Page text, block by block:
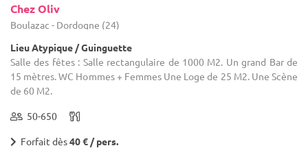
Chez Oliv
Boulazac - Dordogne (24)
Lieu Atypique / Guinguette
Salle des fêtes : Salle rectangulaire de 1000 M2. Un grand Bar de
15 mètres. WC Hommes + Femmes Une Loge de 25 M2. Une Scène
de 60 M2.
50-650
Forfait dès40 € / pers.